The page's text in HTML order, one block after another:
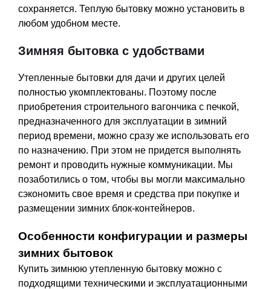
сохраняется. Теплую бытовку можно установить в
любом удобном месте.
Зимняя бытовка с удобствами
Утепленные бытовки для дачи и других целей
полностью укомплектованы. Поэтому после
приобретения строительного вагончика с печкой,
предназначенного для эксплуатации в зимний
период времени, можно сразу же использовать его
по назначению. При этом не придется выполнять
ремонт и проводить нужные коммуникации. Мы
позаботились о том, чтобы вы могли максимально
сэкономить свое время и средства при покупке и
размещении зимних блок-контейнеров.
Особенности конфигурации и размеры
зимних бытовок
Купить зимнюю утепленную бытовку можно с
подходящими техническими и эксплуатационными